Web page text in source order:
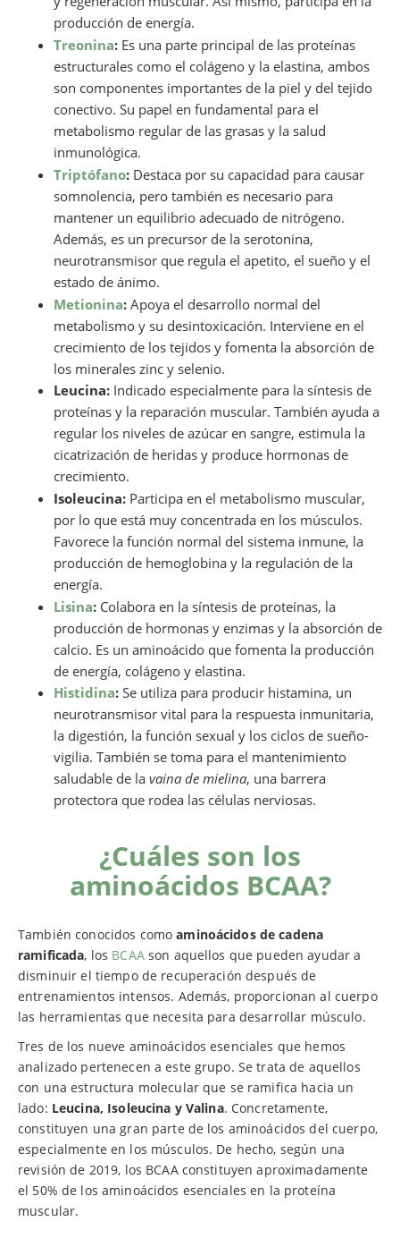
producción de energía.
Treonina: Es una parte principal de las proteínas
estructurales como el colágeno y la elastina, ambos
son componentes importantes de la piel y del tejido
conectivo. Su papel en fundamental para el
metabolismo regular de las grasas y la salud
inmunológica.
Triptófano: Destaca por su capacidad para causar
somnolencia, pero también es necesario para
mantener un equilibrio adecuado de nitrógeno.
Además, es un precursor de la serotonina,
neurotransmisor que regula el apetito, el sueño y el
estado de ánimo.
Metionina: Apoya el desarrollo normal del
metabolismo y su desintoxicación. Interviene en el
crecimiento de los tejidos y fomenta la absorción de
los minerales zinc y selenio.
Leucina: Indicado especialmente para la síntesis de
proteínas y la reparación muscular. También ayuda a
regular los niveles de azúcar en sangre, estimula la
cicatrización de heridas y produce hormonas de
crecimiento.
Isoleucina: Participa en el metabolismo muscular,
por lo que está muy concentrada en los músculos.
Favorece la función normal del sistema inmune, la
producción de hemoglobina y la regulación de la
energía.
Lisina: Colabora en la síntesis de proteínas, la
producción de hormonas y enzimas y la absorción de
calcio. Es un aminoácido que fomenta la producción
de energía, colágeno y elastina.
Histidina: Se utiliza para producir histamina, un
neurotransmisor vital para la respuesta inmunitaria,
la digestión, la función sexual y los ciclos de sueño-
vigilia. También se toma para el mantenimiento
saludable de la vaina de mielina, una barrera
protectora que rodea las células nerviosas.
¿Cuáles son los
aminoácidos BCAA?
También conocidos comoaminoácidos de cadena
ramificada, los BCAAson aquellos que pueden ayudar a
disminuir el tiempo de recuperación después de
entrenamientos intensos. Además, proporcionan al cuerpo
las herramientas que necesita para desarrollar músculo.
Tres de los nueve aminoácidos esenciales que hemos
analizado pertenecen a este grupo. Se trata de aquellos
con una estructura molecular que se ramifica hacia un
lado: Leucina, Isoleucina y Valina. Concretamente,
constituyen una gran parte de los aminoácidos del cuerpo,
especialmente en los músculos. De hecho, según una
revisión de 2019, los BCAA constituyen aproximadamente
el 50% de los aminoácidos esenciales en la proteína
muscular.